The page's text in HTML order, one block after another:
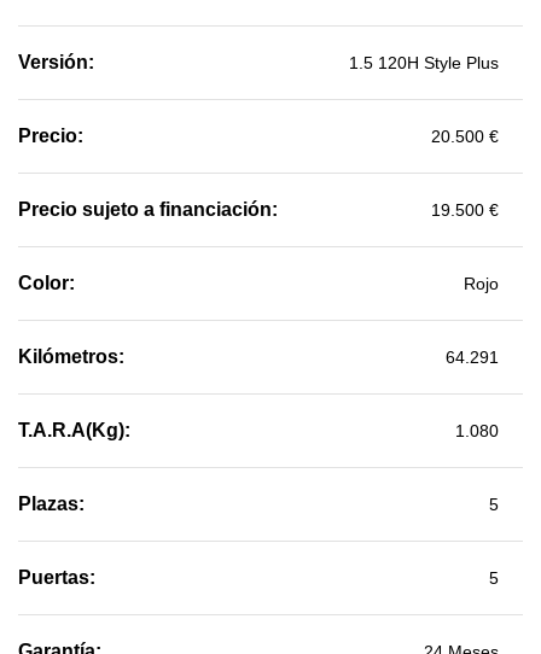
Versión: 1.5 120H Style Plus
Precio: 20.500 €
Precio sujeto a financiación: 19.500 €
Color: Rojo
Kilómetros: 64.291
T.A.R.A(Kg): 1.080
Plazas: 5
Puertas: 5